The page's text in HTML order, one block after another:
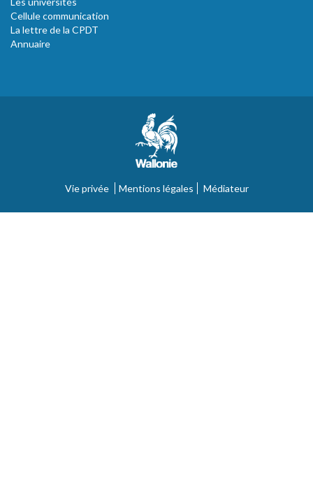
Cellule communication
La lettre de la CPDT
Annuaire
Vie privée Mentions légales Médiateur